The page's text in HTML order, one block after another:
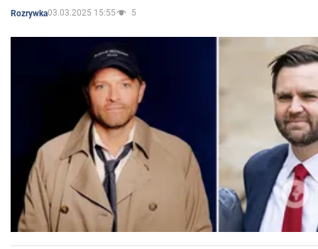
Rozrywka03.03.2025 15:55 5